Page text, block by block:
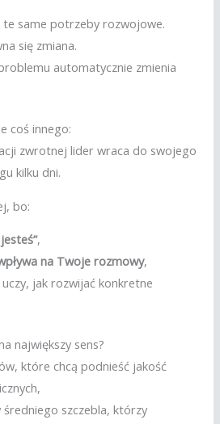
te same potrzeby rozwojowe.
się zmiana.
automatycznie zmienia
coś innego:
zwrotnej lider wraca do swojego
kilku dni.
bo:
,
na Twoje rozmowy,
jak rozwijać konkretne
największy sens?
które chcą podnieść jakość
szczebla, którzy